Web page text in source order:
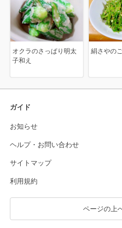
オクラのさっぱり明太
子和え
絹さやの
ガイド
お知らせ
ヘルプ・お問い合わせ
サイトマップ
利用規約
ページの上